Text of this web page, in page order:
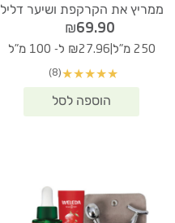
ממריץ את הקרקפת ושיער דליל
₪69.90
250 מ"ל ₪27.96 ל- 100 מ"ל
★
★
★
★
★
(8)